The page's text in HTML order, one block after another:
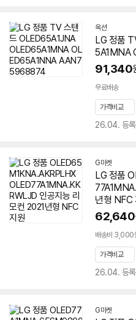
옥션
LG 정품
5A1MNA
91,340
무료배송
가격비교
26.04. 등록
G마켓
LG 정품
년형 NFC
62,640
배송비 3,000
가격비교
26.04. 등록
G마켓